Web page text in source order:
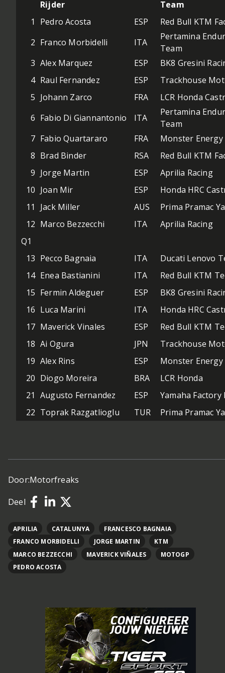
Rijder
Team
1
Pedro Acosta ESP
Red Bull KTM
2 Franco Morbidelli ITA
Pertamina
Team
3 Alex Marquez ESP
BK8 Gresini
4 Raul Fernandez ESP
Trackhouse
5 Johann Zarco FRA
LCR Honda
6 Fabio Di Giannantonio ITA
Pertamina
Team
7 Fabio Quartararo FRA
Monster Energy
8 Brad Binder RSA
Red Bull KTM
9 Jorge Martin ESP
Aprilia Racing
10 Joan Mir ESP
Honda HRC
11
Jack Miller AUS
Prima Pramac
12 Marco Bezzecchi ITA
Aprilia Racing
Q1
13 Pecco Bagnaia ITA
Ducati Lenovo
14 Enea Bastianini ITA
Red Bull KTM
15 Fermin Aldeguer ESP
BK8 Gresini
16 Luca Marini ITA
Honda HRC
17 Maverick Vinales ESP
Red Bull KTM
18 Ai Ogura JPN
Trackhouse
19 Alex Rins ESP
Monster Energy
20 Diogo Moreira BRA
LCR Honda
21 Augusto Fernandez ESP
Yamaha Factory
22 Toprak Razgatlioglu TUR Prima Pramac
Door:Motorfreaks
Deel
APRILIA CATALUNYA
FRANCESCO BAGNAIA
FRANCO MORBIDELLI
JORGE MARTIN
KTM
MARCO BEZZECCHI
MAVERICK VIÑALES
MOTOGP
PEDRO ACOSTA